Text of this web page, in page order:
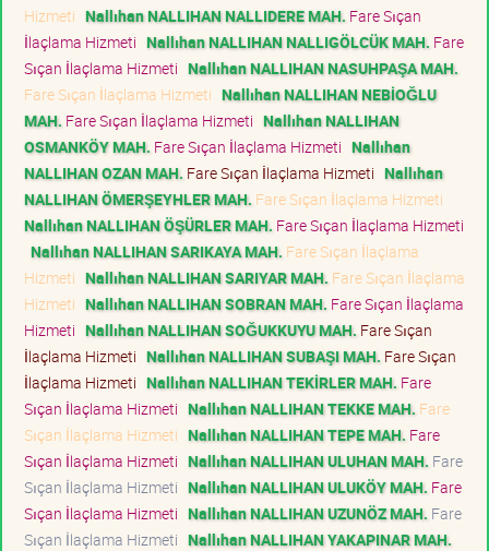
Hizmeti Nallıhan NALLIHAN NALLIDERE MAH. Fare Sıçan
İlaçlama Hizmeti Nallıhan NALLIHAN NALLIGÖLCÜK MAH. Fare
Sıçan İlaçlama Hizmeti Nallıhan NALLIHAN NASUHPAŞA MAH.
Fare Sıçan İlaçlama Hizmeti Nallıhan NALLIHAN NEBİOĞLU
MAH. Fare Sıçan İlaçlama Hizmeti Nallıhan NALLIHAN
OSMANKÖY MAH. Fare Sıçan İlaçlama Hizmeti Nallıhan
NALLIHAN OZAN MAH. Fare Sıçan İlaçlama Hizmeti Nallıhan
NALLIHAN ÖMERŞEYHLER MAH. Fare Sıçan İlaçlama Hizmeti
Nallıhan NALLIHAN ÖŞÜRLER MAH. Fare Sıçan İlaçlama Hizmeti
Nallıhan NALLIHAN SARIKAYA MAH. Fare Sıçan İlaçlama
Hizmeti Nallıhan NALLIHAN SARIYAR MAH. Fare Sıçan İlaçlama
Hizmeti Nallıhan NALLIHAN SOBRAN MAH. Fare Sıçan İlaçlama
Hizmeti Nallıhan NALLIHAN SOĞUKKUYU MAH. Fare Sıçan
İlaçlama Hizmeti Nallıhan NALLIHAN SUBAŞI MAH. Fare Sıçan
İlaçlama Hizmeti Nallıhan NALLIHAN TEKİRLER MAH. Fare
Sıçan İlaçlama Hizmeti Nallıhan NALLIHAN TEKKE MAH. Fare
Sıçan İlaçlama Hizmeti Nallıhan NALLIHAN TEPE MAH. Fare
Sıçan İlaçlama Hizmeti Nallıhan NALLIHAN ULUHAN MAH. Fare
Sıçan İlaçlama Hizmeti Nallıhan NALLIHAN ULUKÖY MAH. Fare
Sıçan İlaçlama Hizmeti Nallıhan NALLIHAN UZUNÖZ MAH. Fare
Sıçan İlaçlama Hizmeti Nallıhan NALLIHAN YAKAPINAR MAH.